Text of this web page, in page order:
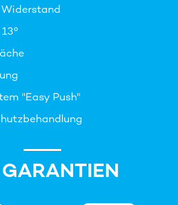
"Easy Push"
GARANTIEN